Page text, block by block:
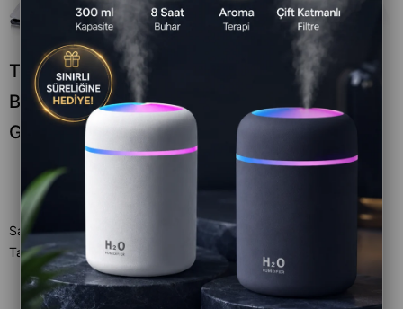
Teba Seramik Tabanlı Buharlı Ütü Yüksek
Buhar Gücü Hızlı Isınma Kolay Kırışıklık
Giderme
Satıcı : Teba
Tahmini Teslim Süresi
Aynı Gün
BUHARLI ÜTÜ AÇIKLAMA